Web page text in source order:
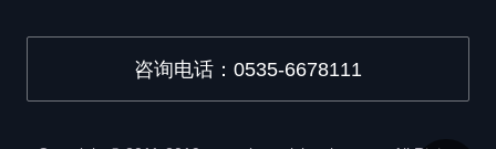
咨询电话：0535-6678111